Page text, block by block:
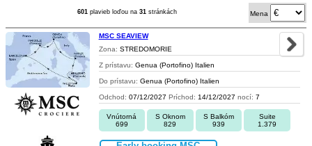
601 plavieb loďou na 31 stránkách Mena
MSC SEAVIEW
Zona: STREDOMORIE
Z prístavu: Genua (Portofino) Italien
Do prístavu: Genua (Portofino) Italien
Odchod: 07/12/2027 Príchod: 14/12/2027 nocí: 7
Vnútorná
699
S Oknom
829
S Balkóm
939
Suite
1.379